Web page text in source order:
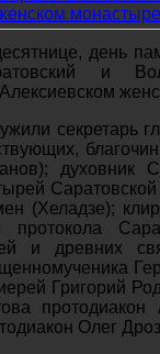
день
и
секретарь
духовник
(Хеладзе);
и древних
Григорий
Олег